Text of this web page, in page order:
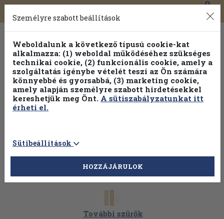
Toggle
navigation
0
További szűrők
Személyre szabott beállítások
Weboldalunk a következő típusú cookie-kat
alkalmazza: (1) weboldal működéséhez szükséges
technikai cookie, (2) funkcionális cookie, amely a
szolgáltatás igénybe vételét teszi az Ön számára
könnyebbé és gyorsabbá, (3) marketing cookie,
amely alapján személyre szabott hirdetésekkel
kereshetjük meg Önt. A sütiszabályzatunkat itt
érheti el.
Sütibeállítások
HOZZÁJÁRULOK